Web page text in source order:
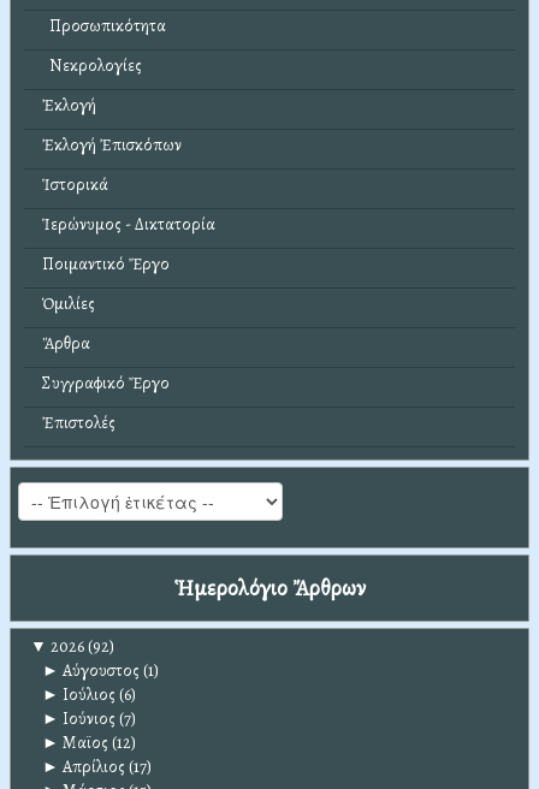
Προσωπικότητα
Νεκρολογίες
Ἐκλογή
Ἐκλογή Ἐπισκόπων
Ἱστορικά
Ἱερώνυμος - Δικτατορία
Ποιμαντικό Ἔργο
Ὁμιλίες
Ἄρθρα
Συγγραφικό Ἔργο
Ἐπιστολές
Ἡμερολόγιο Ἄρθρων
▼ 2026(92)
► Αύγουστος (1)
► Ιούλιος (6)
► Ιούνιος (7)
► Μαϊος (12)
► Απρίλιος (17)